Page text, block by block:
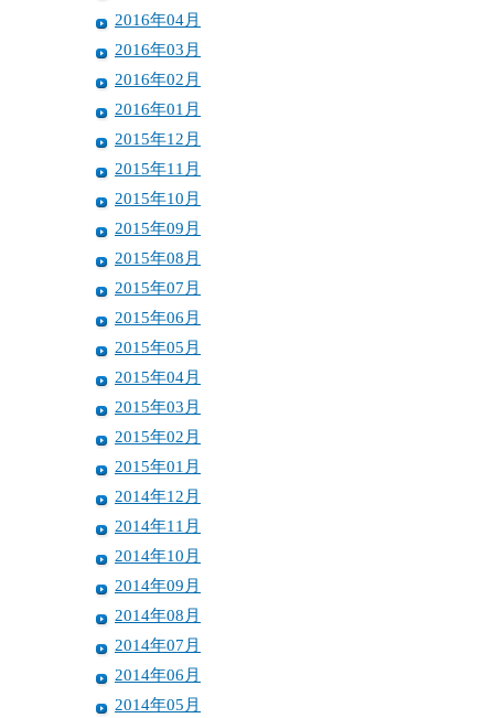
2016年04月
2016年03月
2016年02月
2016年01月
2015年12月
2015年11月
2015年10月
2015年09月
2015年08月
2015年07月
2015年06月
2015年05月
2015年04月
2015年03月
2015年02月
2015年01月
2014年12月
2014年11月
2014年10月
2014年09月
2014年08月
2014年07月
2014年06月
2014年05月